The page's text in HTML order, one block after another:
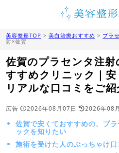
美容整形TOP > 美白治療おすすめ > プラ
射×佐賀
佐賀のプラセンタ注
すすめクリニック｜
リアルな口コミをご紹
広告 2026年08月07日 2026年08
佐賀で安くておすすめの、プ
ックを知りたい
施術を受けた人のぶっちゃけ